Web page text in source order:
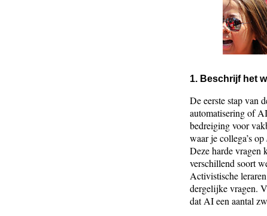
1. Beschrijf het
De eerste stap van
automatisering of
bedreiging voor
waar je collega’s op
Deze harde vragen
verschillend soort
Activistische
dergelijke vragen.
dat AI een aantal